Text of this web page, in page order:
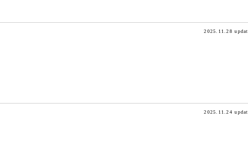
2025.11.28
2025.11.24